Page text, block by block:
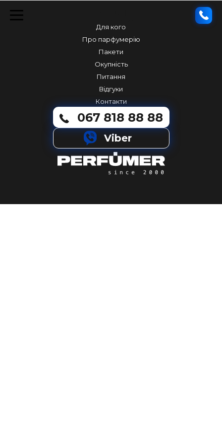
Для кого
Про парфумерію
Пакети
Окупність
Питання
Відгуки
Контакти
Viber
067 818 88 88